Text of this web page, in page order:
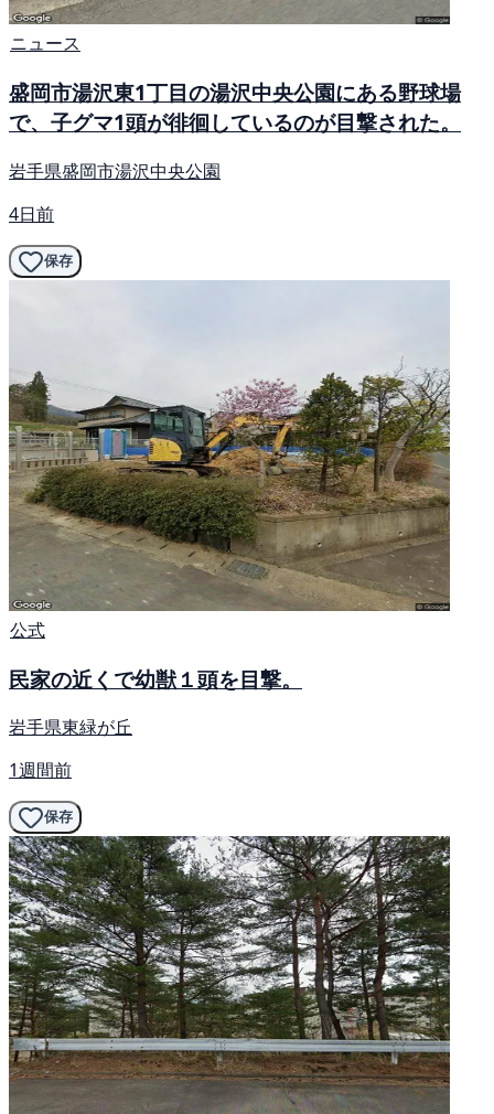
ニュース
盛岡市湯沢東1丁目の湯沢中央公園にある野球場
で、子グマ1頭が徘徊しているのが目撃された。
岩手県盛岡市湯沢中央公園
4日前
保存
公式
民家の近くで幼獣１頭を目撃。
岩手県東緑が丘
1週間前
保存